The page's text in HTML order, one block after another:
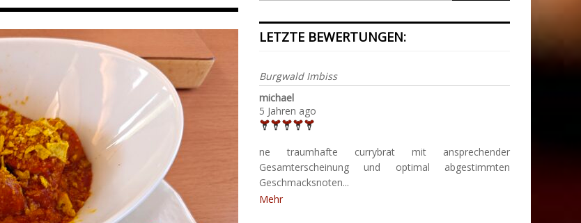
LETZTE BEWERTUNGEN:
Burgwald Imbiss
michael
5 Jahren ago
ne traumhafte currybrat mit ansprechender
Gesamterscheinung und optimal abgestimmten
Geschmacksnoten...
Mehr